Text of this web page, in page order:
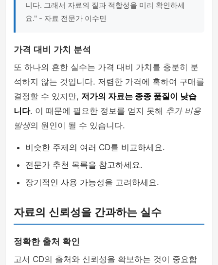
니다. 그래서 자료의 질과 적합성을 미리 확인하세
요." - 자료 전문가 이수민
가격 대비 가치 분석
또 하나의 흔한 실수는 가격 대비 가치를 충분히 분
석하지 않는 것입니다. 저렴한 가격에 혹하여 구매를
결정할 수 있지만, 저가의 자료는 종종 품질이 낮습
니다. 이 때문에 필요한 정보를 얻지 못해 추가 비용
발생의 원인이 될 수 있습니다.
비슷한 주제의 여러 CD를 비교하세요.
전문가 추천 목록을 참고하세요.
장기적인 사용 가능성을 고려하세요.
자료의 신뢰성을 간과하는 실수
정확한 출처 확인
고서 CD의 출처와 신뢰성을 확보하는 것이 중요합